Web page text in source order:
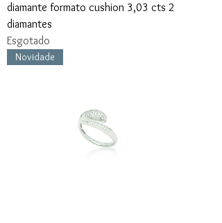
diamante formato cushion 3,03 cts 2
diamantes
Esgotado
Novidade